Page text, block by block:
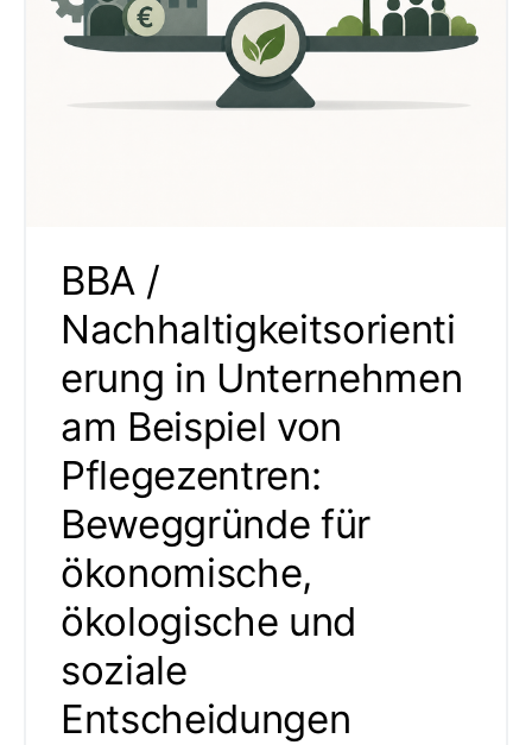
BBA /
Nachhaltigkeitsorienti
erung in Unternehmen
am Beispiel von
Pflegezentren:
Beweggründe für
ökonomische,
ökologische und
soziale
Entscheidungen